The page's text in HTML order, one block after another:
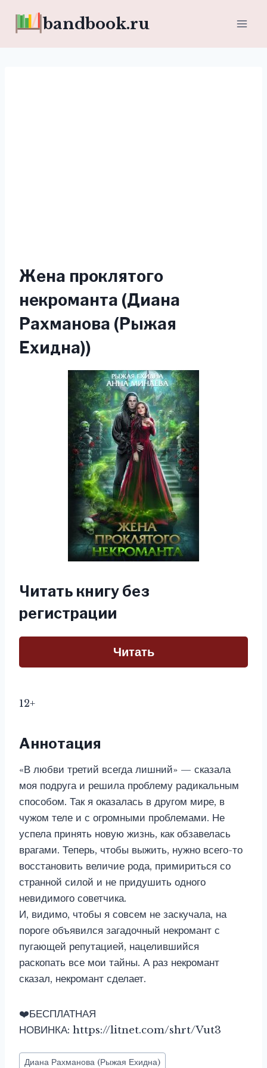
bandbook.ru
Жена проклятого
некроманта (Диана
Рахманова (Рыжая
Ехидна))
Читать книгу без
регистрации
Читать
12+
Аннотация
«В любви третий всегда лишний» — сказала
моя подруга и решила проблему радикальным
способом. Так я оказалась в другом мире, в
чужом теле и с огромными проблемами. Не
успела принять новую жизнь, как обзавелась
врагами. Теперь, чтобы выжить, нужно всего-то
восстановить величие рода, примириться со
странной силой и не придушить одного
невидимого советчика.
И, видимо, чтобы я совсем не заскучала, на
пороге объявился загадочный некромант с
пугающей репутацией, нацелившийся
раскопать все мои тайны. А раз некромант
сказал, некромант сделает.
‍❤️‍БЕСПЛАТНАЯ
НОВИНКА: https://litnet.com/shrt/Vut3
Метки
Диана Рахманова (Рыжая Ехидна)